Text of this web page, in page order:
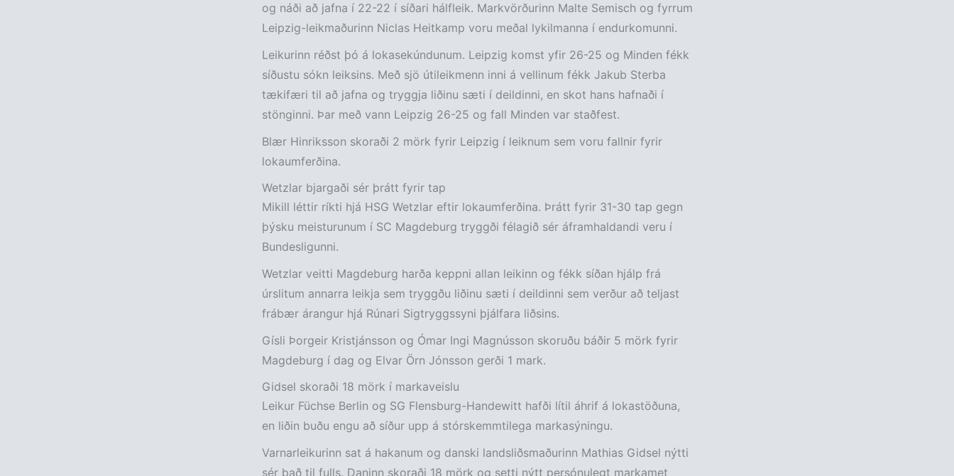
og náði að jafna í 22-22 í síðari hálfleik. Markvörðurinn Malte Semisch og fyrrum
Leipzig-leikmaðurinn Niclas Heitkamp voru meðal lykilmanna í endurkomunni.
Leikurinn réðst þó á lokasekúndunum. Leipzig komst yfir 26-25 og Minden fékk
síðustu sókn leiksins. Með sjö útileikmenn inni á vellinum fékk Jakub Sterba
tækifæri til að jafna og tryggja liðinu sæti í deildinni, en skot hans hafnaði í
stönginni. Þar með vann Leipzig 26-25 og fall Minden var staðfest.
Blær Hinriksson skoraði 2 mörk fyrir Leipzig í leiknum sem voru fallnir fyrir
lokaumferðina.
Wetzlar bjargaði sér þrátt fyrir tap
Mikill léttir ríkti hjá HSG Wetzlar eftir lokaumferðina. Þrátt fyrir 31-30 tap gegn
þýsku meisturunum í SC Magdeburg tryggði félagið sér áframhaldandi veru í
Bundesligunni.
Wetzlar veitti Magdeburg harða keppni allan leikinn og fékk síðan hjálp frá
úrslitum annarra leikja sem tryggðu liðinu sæti í deildinni sem verður að teljast
frábær árangur hjá Rúnari Sigtryggssyni þjálfara liðsins.
Gísli Þorgeir Kristjánsson og Ómar Ingi Magnússon skoruðu báðir 5 mörk fyrir
Magdeburg í dag og Elvar Örn Jónsson gerði 1 mark.
Gidsel skoraði 18 mörk í markaveislu
Leikur Füchse Berlin og SG Flensburg-Handewitt hafði lítil áhrif á lokastöðuna,
en liðin buðu engu að síður upp á stórskemmtilega markasýningu.
Varnarleikurinn sat á hakanum og danski landsliðsmaðurinn Mathias Gidsel nýtti
sér það til fulls. Daninn skoraði 18 mörk og setti nýtt persónulegt markamet